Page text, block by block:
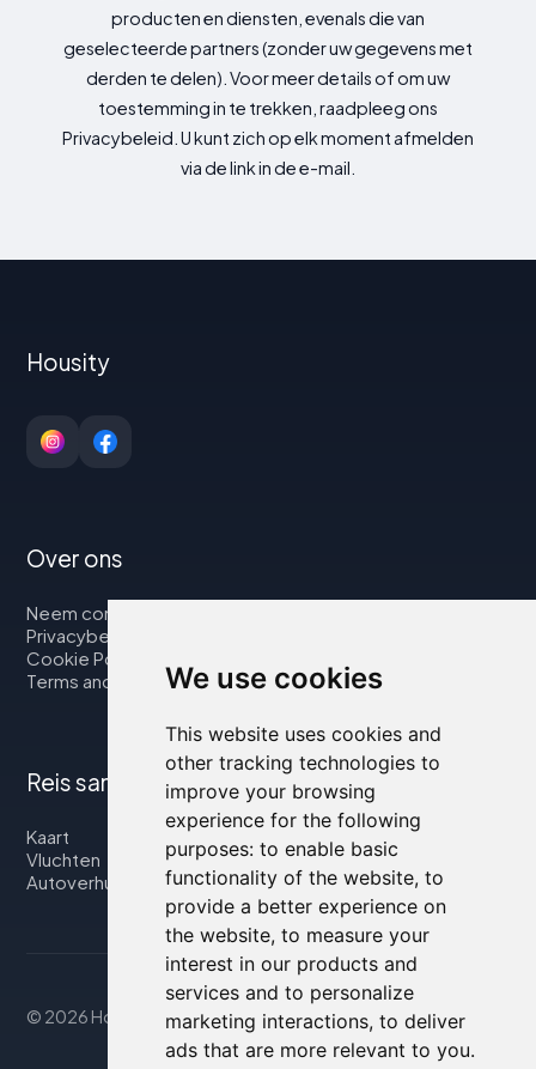
We use cookies
This website uses cookies and
other tracking technologies to
improve your browsing
experience for the following
purposes: to enable basic
functionality of the website, to
provide a better experience on
the website, to measure your
interest in our products and
services and to personalize
marketing interactions, to deliver
ads that are more relevant to you.
producten en diensten, evenals die van
geselecteerde partners (zonder uw gegevens met
derden te delen). Voor meer details of om uw
toestemming in te trekken, raadpleeg ons
Privacybeleid. U kunt zich op elk moment afmelden
via de link in de e-mail.
Housity
Over ons
Neem contact op met
Privacybeleid
Cookie Policy
Terms and Conditions
Reis samen met ons
Kaart
Vluchten
Autoverhuur
© 2026 Housity.net